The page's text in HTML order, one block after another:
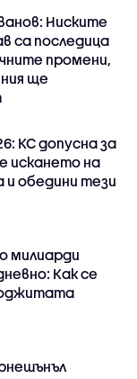
Ниските
са последица
промени,
ще
КС допусна за
искането на
обедини тези
милиарди
Как се